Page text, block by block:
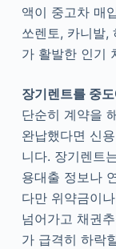
액이 중고차 매
쏘렌토, 카니발,
가 활발한 인기
장기렌트를 중
단순히 계약을
완납했다면 신
니다. 장기렌트
용대출 정보나
다만 위약금이
넘어가고 채권
가 급격히 하락